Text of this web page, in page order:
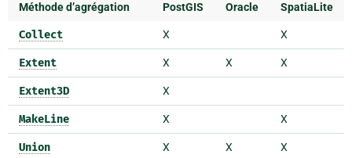
Méthode d’agrégation PostGIS Oracle SpatiaLite
Collect X X
Extent X X X
Extent3D X
MakeLine X X
Union X X X